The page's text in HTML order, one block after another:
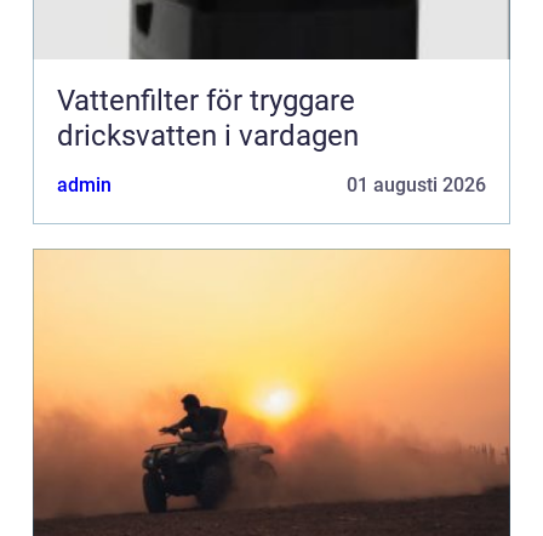
Vattenfilter för tryggare
dricksvatten i vardagen
admin 01 augusti 2026